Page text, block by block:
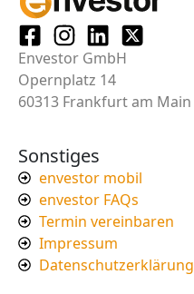
Envestor GmbH
Opernplatz 14
60313 Frankfurt am Main
Sonstiges
envestor mobil
envestor FAQs
Termin vereinbaren
Impressum
Datenschutzerklärung